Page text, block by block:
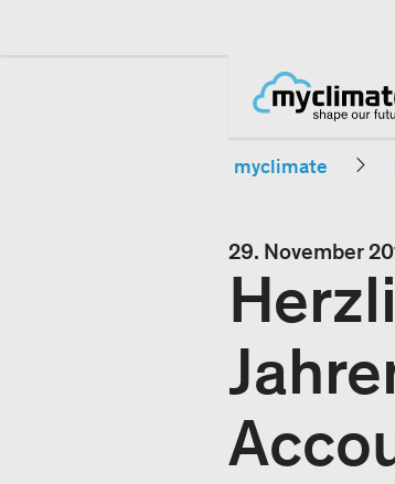
myclimate
29. November